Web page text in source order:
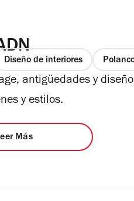
Diseño de interiores
antigüedades y
y estilos.
Más